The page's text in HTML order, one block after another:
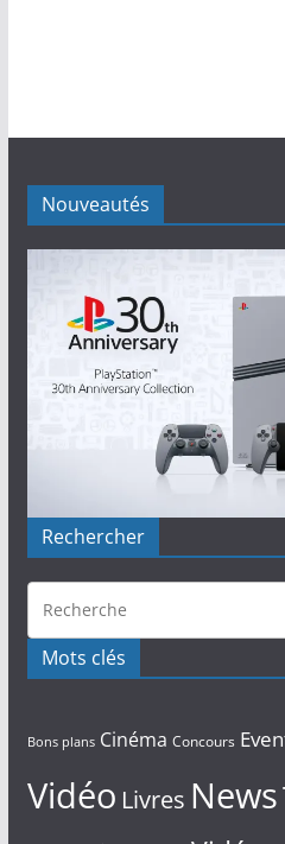
Nouveautés
Rechercher
Mots clés
Bons plans Cinéma Concours
Vidéo Livres News